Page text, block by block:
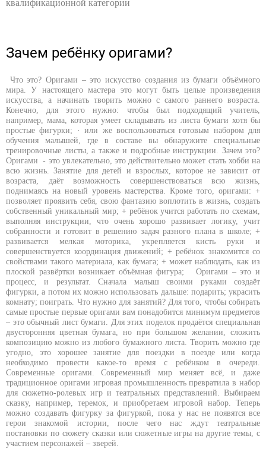
квалификационной категории
Зачем ребёнку оригами?
Что это? Оригами – это искусство создания из бумаги объёмного
мира. У настоящего мастера это могут быть целые произведения
искусства, а начинать творить можно с самого раннего возраста.
Конечно, для этого нужно: чтобы был подходящий учитель,
например, мама, которая умеет складывать из листа бумаги хотя бы
простые фигурки; · или же воспользоваться готовым набором для
обучения малышей, где в составе вы обнаружите специальные
тренировочные листы, а также и подробные инструкции. Зачем это?
Оригами - это увлекательно, это действительно может стать хобби на
всю жизнь. Занятие для детей и взрослых, которое не зависит от
возраста, даёт возможность совершенствоваться всю жизнь,
поднимаясь на новый уровень мастерства. Кроме того, оригами: +
позволяет проявить себя, свою фантазию воплотить в жизнь, создать
собственный уникальный мир; + ребёнок учится работать по схемам,
выполняя инструкции, что очень хорошо развивает логику, учит
собранности и готовит в решению задач разного плана в школе; +
развивается мелкая моторика, укрепляется кисть руки и
совершенствуется координация движений; + ребёнок знакомится со
свойствами такого материала, как бумага; + может наблюдать, как из
плоской развёртки возникает объёмная фигура; Оригами – это и
процесс, и результат. Сначала малыш своими руками создаёт
фигурки, а потом их можно использовать дальше: подарить; украсить
комнату; поиграть. Что нужно для занятий? Для того, чтобы собирать
самые простые первые оригами вам понадобится минимум предметов
– это обычный лист бумаги. Для этих поделок продаётся специальная
двусторонняя цветная бумага, но при большом желании, сложить
композицию можно из любого бумажного листа. Творить можно где
угодно, это хорошее занятие для поездки в поезде или когда
необходимо провести какое-то время с ребёнком в очереди.
Современные оригами. Современный мир меняет всё, и даже
традиционное оригами игровая промышленность превратила в набор
для сюжетно-ролевых игр и театральных представлений. Выбираем
сказку, например, теремок, и приобретаем игровой набор. Теперь
можно создавать фигурку за фигуркой, пока у нас не появятся все
герои знакомой истории, после чего нас ждут театральные
постановки по сюжету сказки или сюжетные игры на другие темы, с
участием персонажей – зверей.